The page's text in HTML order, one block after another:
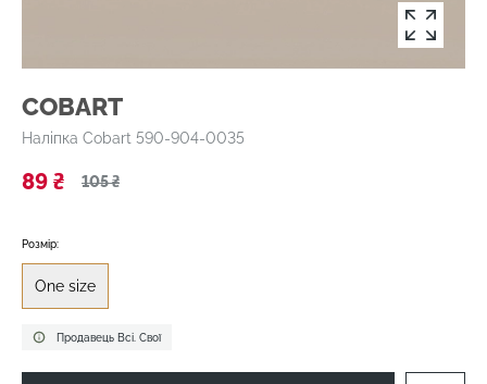
COBART
Наліпка Cobart 590-904-0035
89 ₴ 105 ₴
Продавець Всі. Свої
Розмір:
One size